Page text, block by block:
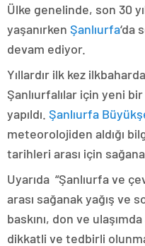
Ülke genelinde, son 30
yaşanırken Şanlıurfa‘da
devam ediyor.
Yıllardır ilk kez
Şanlıurfalılar için yeni
yapıldı. Şanlıurfa
meteorolojiden aldığı
tarihleri arası için
Uyarıda “Şanlıurfa ve
arası sağanak yağış ve
baskını, don ve
dikkatli ve tedbirli